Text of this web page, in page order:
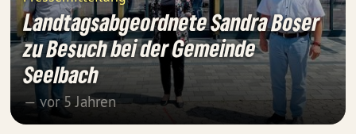
Landtagsabgeordnete Sandra Boser
zu Besuch bei der Gemeinde
Seelbach
— vor 5 Jahren